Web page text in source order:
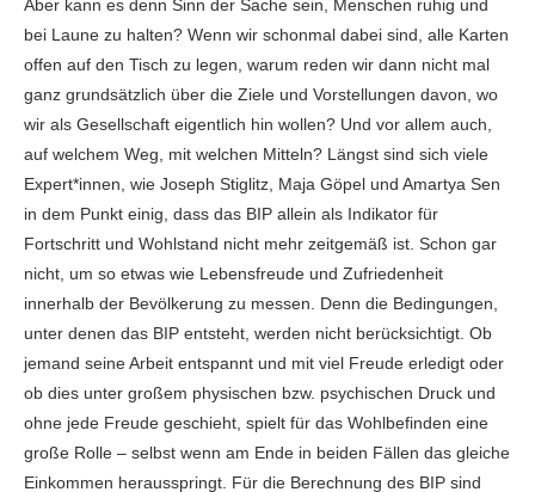
Aber kann es denn Sinn der Sache sein, Menschen ruhig und
bei Laune zu halten? Wenn wir schonmal dabei sind, alle Karten
offen auf den Tisch zu legen, warum reden wir dann nicht mal
ganz grundsätzlich über die Ziele und Vorstellungen davon, wo
wir als Gesellschaft eigentlich hin wollen? Und vor allem auch,
auf welchem Weg, mit welchen Mitteln? Längst sind sich viele
Expert*innen, wie Joseph Stiglitz, Maja Göpel und Amartya Sen
in dem Punkt einig, dass das BIP allein als Indikator für
Fortschritt und Wohlstand nicht mehr zeitgemäß ist. Schon gar
nicht, um so etwas wie Lebensfreude und Zufriedenheit
innerhalb der Bevölkerung zu messen. Denn die Bedingungen,
unter denen das BIP entsteht, werden nicht berücksichtigt. Ob
jemand seine Arbeit entspannt und mit viel Freude erledigt oder
ob dies unter großem physischen bzw. psychischen Druck und
ohne jede Freude geschieht, spielt für das Wohlbefinden eine
große Rolle – selbst wenn am Ende in beiden Fällen das gleiche
Einkommen herausspringt. Für die Berechnung des BIP sind